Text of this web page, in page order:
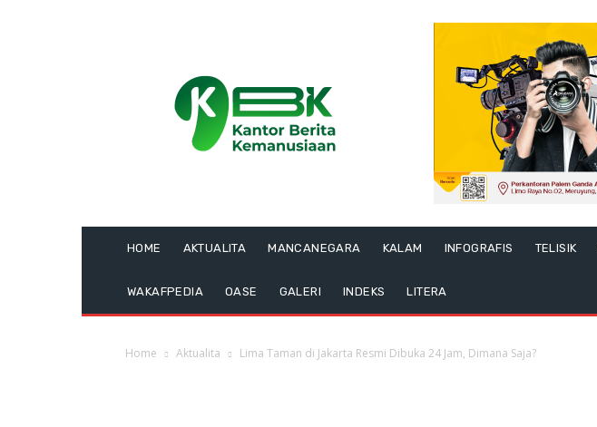
HOME AKTUALITA MANCANEGARA KALAM INFOGRAFIS TELISIK
WAKAFPEDIA OASE GALERI INDEKS LITERA
Home Aktualita Lima Taman di Jakarta Resmi Dibuka 24 Jam, Dimana Saja?